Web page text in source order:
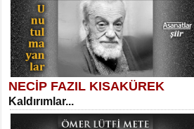
SELAHATTİN YILDIZ
İnsanın Zindanı...
Eski Bir Şiir...
Kadir Ünal
NECİP FAZIL KISAKÜREK
Kaldırımlar...